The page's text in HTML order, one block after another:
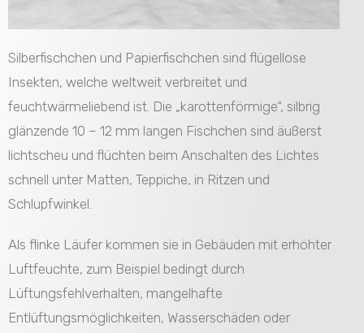
Silberfischchen und Papierfischchen sind flügellose
Insekten, welche weltweit verbreitet und
feuchtwärmeliebend ist. Die „karottenförmige“, silbrig
glänzende 10 – 12 mm langen Fischchen sind äußerst
lichtscheu und flüchten beim Anschalten des Lichtes
schnell unter Matten, Teppiche, in Ritzen und
Schlupfwinkel.
Als flinke Läufer kommen sie in Gebäuden mit erhöhter
Luftfeuchte, zum Beispiel bedingt durch
Lüftungsfehlverhalten, mangelhafte
Entlüftungsmöglichkeiten, Wasserschäden oder